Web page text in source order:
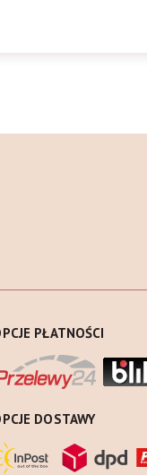
PŁATNOŚCI
DOSTAWY